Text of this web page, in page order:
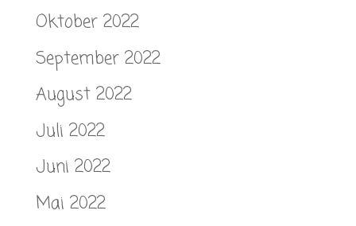
Oktober 2022
September 2022
August 2022
Juli 2022
Juni 2022
Mai 2022